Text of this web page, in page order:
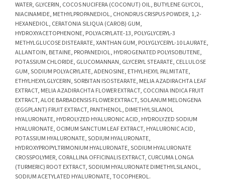
WATER, GLYCERIN, COCOS NUCIFERA (COCONUT) OIL, BUTYLENE GLYCOL,
NIACINAMIDE, METHYLPROPANEDIOL, CHONDRUS CRISPUS POWDER, 1,2-
HEXANEDIOL, CERATONIA SILIQUA (CAROB) GUM,
HYDROXYACETOPHENONE, POLYACRYLATE-13, POLYGLYCERYL-3
METHYLGLUCOSE DISTEARATE, XANTHAN GUM, POLYGLYCERYL-10 LAURATE,
ALLANTOIN, BETAINE, PROPANEDIOL, HYDROGENATED POLYISOBUTENE,
POTASSIUM CHLORIDE, GLUCOMANNAN, GLYCERYL STEARATE, CELLULOSE
GUM, SODIUM POLYACRYLATE, ADENOSINE, ETHYLHEXYL PALMITATE,
ETHYLHEXYLGLYCERIN, SORBITAN ISOSTEARATE, MELIA AZADIRACHTA LEAF
EXTRACT, MELIA AZADIRACHTA FLOWER EXTRACT, COCCINIA INDICA FRUIT
EXTRACT, ALOE BARBADENSIS FLOWER EXTRACT, SOLANUM MELONGENA
(EGGPLANT) FRUIT EXTRACT, PANTHENOL, DIMETHYLSILANOL
HYALURONATE, HYDROLYZED HYALURONIC ACID, HYDROLYZED SODIUM
HYALURONATE, OCIMUM SANCTUM LEAF EXTRACT, HYALURONIC ACID,
POTASSIUM HYALURONATE, SODIUM HYALURONATE,
HYDROXYPROPYLTRIMONIUM HYALURONATE, SODIUM HYALURONATE
CROSSPOLYMER, CORALLINA OFFICINALIS EXTRACT, CURCUMA LONGA
(TURMERIC) ROOT EXTRACT, SODIUM HYALURONATE DIMETHYLSILANOL,
SODIUM ACETYLATED HYALURONATE, TOCOPHEROL.